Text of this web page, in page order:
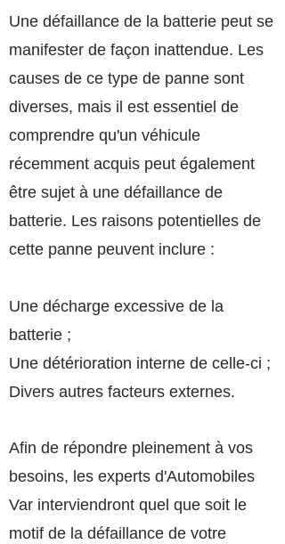
Une défaillance de la batterie peut se
manifester de façon inattendue. Les
causes de ce type de panne sont
diverses, mais il est essentiel de
comprendre qu'un véhicule
récemment acquis peut également
être sujet à une défaillance de
batterie. Les raisons potentielles de
cette panne peuvent inclure :
Une décharge excessive de la
batterie ;
Une détérioration interne de celle-ci ;
Divers autres facteurs externes.
Afin de répondre pleinement à vos
besoins, les experts d'Automobiles
Var interviendront quel que soit le
motif de la défaillance de votre